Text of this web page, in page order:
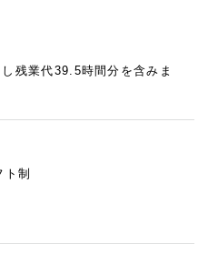
残業代39.5時間分を含みま
ト制